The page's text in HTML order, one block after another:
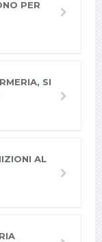
PER
SI
AL